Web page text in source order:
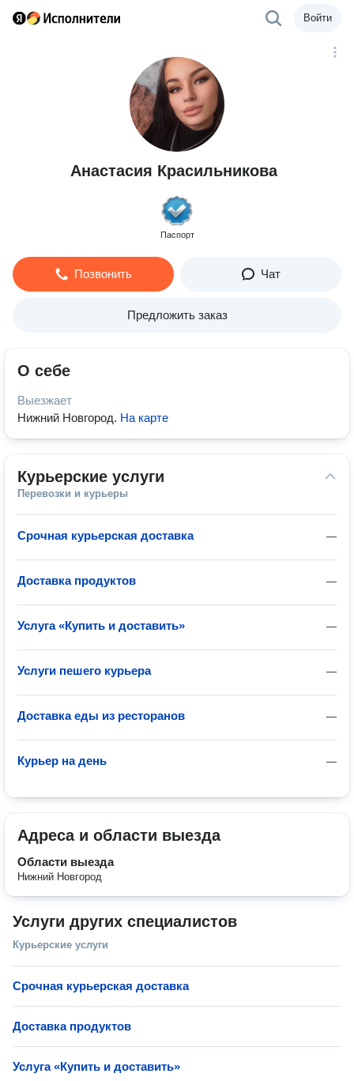
Войти
Анастасия Красильникова
Паспорт
Позвонить Чат
Предложить заказ
О себе
Выезжает
Нижний Новгород. На карте
Курьерские услуги
Перевозки и курьеры
—
Срочная курьерская доставка
—
Доставка продуктов
—
Услуга «Купить и доставить»
—
Услуги пешего курьера
—
Доставка еды из ресторанов
—
Курьер на день
Адреса и области выезда
Области выезда
Нижний Новгород
Услуги других специалистов
Курьерские услуги
Срочная курьерская доставка
Доставка продуктов
Услуга «Купить и доставить»